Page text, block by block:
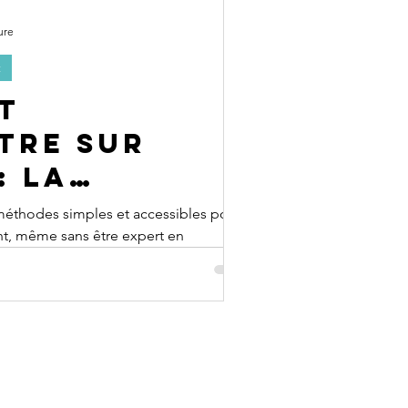
sur
La
simple
simples et accessibles pour
même sans être expert en
comment apparaître sur Google
et attirer ses premiers clients